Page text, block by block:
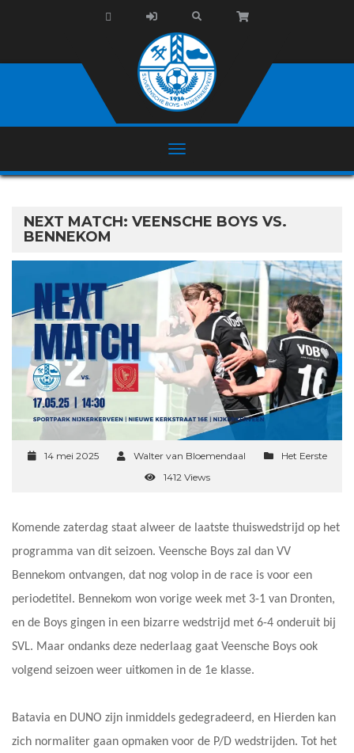
NEXT MATCH: VEENSCHE BOYS VS.
BENNEKOM
14 mei 2025 Walter van Bloemendaal
Het Eerste
1412 Views
Komende zaterdag staat alweer de laatste thuiswedstrijd op het
programma van dit seizoen. Veensche Boys zal dan VV
Bennekom ontvangen, dat nog volop in de race is voor een
periodetitel. Bennekom won vorige week met 3-1 van Dronten,
en de Boys gingen in een bizarre wedstrijd met 6-4 onderuit bij
SVL. Maar ondanks deze nederlaag gaat Veensche Boys ook
volgend seizoen weer uitkomen in de 1e klasse.
Batavia en DUNO zijn inmiddels gedegradeerd, en Hierden kan
zich normaliter gaan opmaken voor de P/D wedstrijden. Tot het